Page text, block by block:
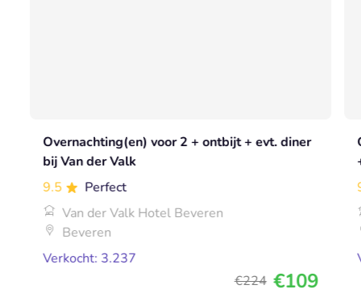
Overnachting(en) voor 2 + ontbijt + evt. diner
bij Van der Valk
9.5
Perfect
Van der Valk Hotel Beveren
Beveren
Verkocht: 3.237
€224 €109